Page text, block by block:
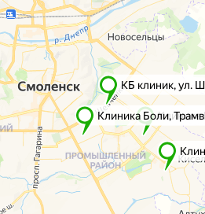
Диагностика
МРТ
КТ
УЗИ
Анализы
Чек-Апы
Лечение
Травматолог и ортопед
Невролог
Проктолог
Флеболог
Нейрохирург
Дерматолог
Косметолог
Ревматолог
Терапевт
Капельницы здоровья
Лечение по ДМС
О клинике
Акции
Врачи
Новости
Пациентам